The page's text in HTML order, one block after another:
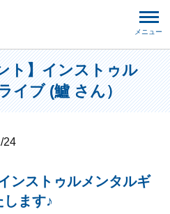
メニュー
ト】インストゥル
イブ (鱸 さん）
24
ンストゥルメンタルギ
ます♪